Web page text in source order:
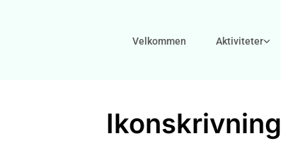
Velkommen Aktiviteter
Ikonskrivning